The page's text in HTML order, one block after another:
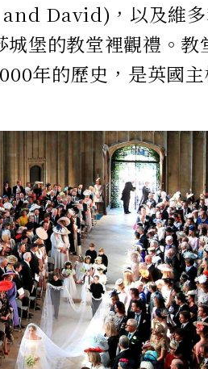
David)，以及維多
堡的教堂裡觀禮。教
年的歷史，是英國